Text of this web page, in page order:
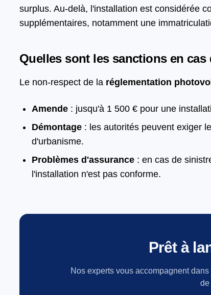
surplus. Au-delà, l'installation est considérée
supplémentaires, notamment une
Quelles sont les sanctions en
Le non-respect de la réglementation
Amende : jusqu'à 1 500 € pour une
Démontage : les autorités peuvent exiger
d'urbanisme.
Problèmes d'assurance : en cas de
l'installation n'est pas conforme.
Prêt à
Nos experts vous accompagnent
de